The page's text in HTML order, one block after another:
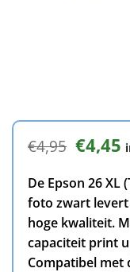
€4,95
prijs
was:
€4,95.
€4,45
De Epson 26
foto zwart
hoge kwaliteit.
capaciteit print
Compatibel met